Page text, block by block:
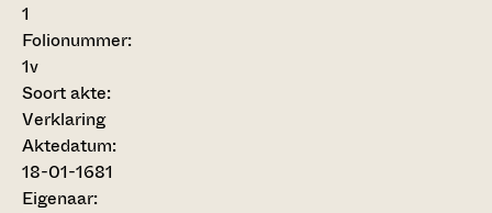
1
Folionummer:
1v
Soort akte:
Verklaring
Aktedatum:
18-01-1681
Eigenaar: